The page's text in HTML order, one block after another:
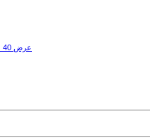
عرض 40 مشاركات من هذا الموضوع لكل صفحة